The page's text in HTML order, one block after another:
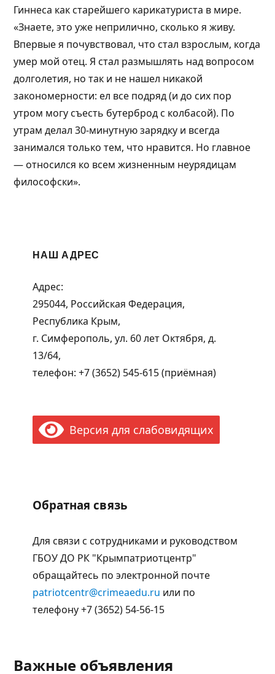
Гиннеса как старейшего карикатуриста в мире.
«Знаете, это уже неприлично, сколько я живу.
Впервые я почувствовал, что стал взрослым, когда
умер мой отец. Я стал размышлять над вопросом
долголетия, но так и не нашел никакой
закономерности: ел все подряд (и до сих пор
утром могу съесть бутерброд с колбасой). По
утрам делал 30-минутную зарядку и всегда
занимался только тем, что нравится. Но главное
— относился ко всем жизненным неурядицам
философски».
НАШ АДРЕС
Адрес:
295044, Российская Федерация,
Республика Крым,
г. Симферополь, ул. 60 лет Октября, д.
13/64,
телефон: +7 (3652) 545-615 (приёмная)
Версия для слабовидящих
Обратная связь
Для связи с сотрудниками и руководством
ГБОУ ДО РК "Крымпатриотцентр"
обращайтесь по электронной почте
patriotcentr@crimeaedu.ru или по
телефону +7 (3652) 54-56-15
Важные объявления